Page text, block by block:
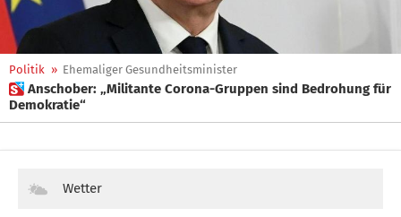
Politik » Ehemaliger Gesundheitsminister
 Anschober: „Militante Corona-Gruppen sind Bedrohung für
Demokratie“
Wetter